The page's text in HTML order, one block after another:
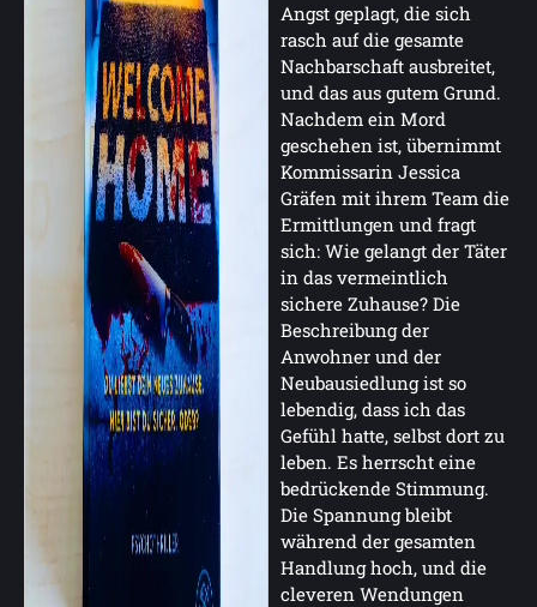
Angst geplagt, die sich
rasch auf die gesamte
Nachbarschaft ausbreitet,
und das aus gutem Grund.
Nachdem ein Mord
geschehen ist, übernimmt
Kommissarin Jessica
Gräfen mit ihrem Team die
Ermittlungen und fragt
sich: Wie gelangt der Täter
in das vermeintlich
sichere Zuhause? Die
Beschreibung der
Anwohner und der
Neubausiedlung ist so
lebendig, dass ich das
Gefühl hatte, selbst dort zu
leben. Es herrscht eine
bedrückende Stimmung.
Die Spannung bleibt
während der gesamten
Handlung hoch, und die
cleveren Wendungen